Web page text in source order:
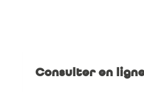
Consulter en